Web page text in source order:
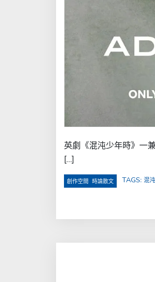
英劇《混沌少年時》一
[…]
創作空間 時論散文 TAGS: 混